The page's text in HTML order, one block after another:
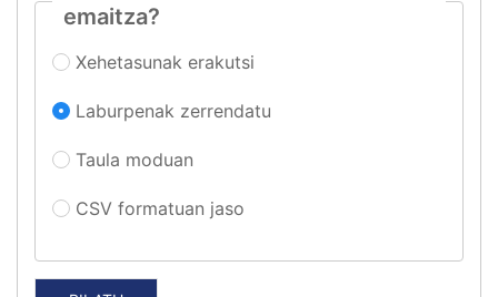
emaitza?
Xehetasunak erakutsi
Laburpenak zerrendatu
Taula moduan
CSV formatuan jaso